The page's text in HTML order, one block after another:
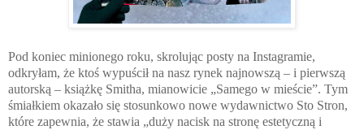
Pod koniec minionego roku, skrolując posty na Instagramie,
odkryłam, że ktoś wypuścił na nasz rynek najnowszą – i pierwszą
autorską – książkę Smitha, mianowicie „Samego w mieście”. Tym
śmiałkiem okazało się stosunkowo nowe wydawnictwo Sto Stron,
które zapewnia, że stawia „duży nacisk na stronę estetyczną i